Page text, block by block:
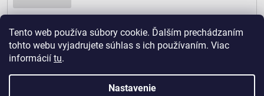
Tento web používa súbory cookie. Ďalším prechádzaním
tohto webu vyjadrujete súhlas s ich používaním. Viac
informácií tu.
Nastavenie